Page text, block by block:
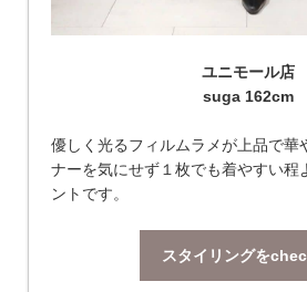
ユニモール店
suga 162cm
優しく光るフィルムラメが上品で華
ナーを気にせず１枚でも着やすい程
ントです。
スタイリングを